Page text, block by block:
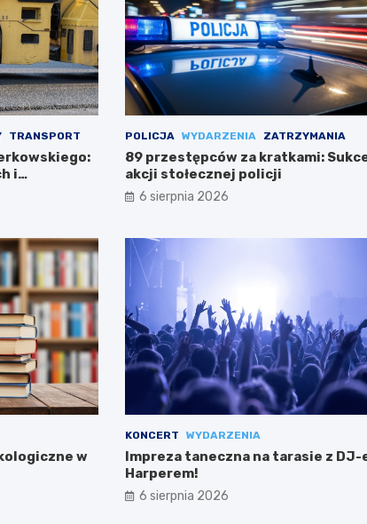
TRANSPORT
i
POLICJA WYDARZENIA ZATRZYMANIA
89 przestępców za kratkami:
akcji stołecznej policji
6 sierpnia 2026
w
KONCERT WYDARZENIA
Impreza taneczna na tarasie z DJ-
Harperem!
6 sierpnia 2026